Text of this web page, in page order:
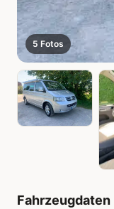
5 Fotos
Fahrzeugdaten